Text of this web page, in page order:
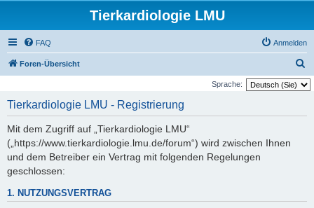
Tierkardiologie LMU
FAQ Anmelden
Foren-Übersicht
u
Sprache:
Tierkardiologie LMU - Registrierung
Mit dem Zugriff auf „Tierkardiologie LMU“
(„https://www.tierkardiologie.lmu.de/forum“) wird zwischen Ihnen
und dem Betreiber ein Vertrag mit folgenden Regelungen
geschlossen:
1. NUTZUNGSVERTRAG